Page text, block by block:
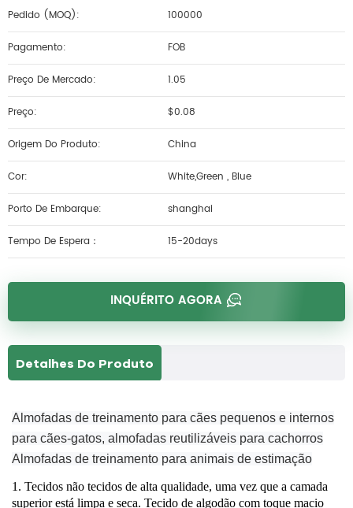
Pedido (MOQ): 100000
Pagamento: FOB
Preço De Mercado: 1.05
Preço: $0.08
Origem Do Produto: China
Cor: White,Green , Blue
Porto De Embarque: shanghai
Tempo De Espera： 15-20days
INQUÉRITO AGORA
Detalhes Do Produto
Almofadas de treinamento para cães pequenos e internos
para cães-gatos, almofadas reutilizáveis ​​para cachorros
Almofadas de treinamento para animais de estimação
1 . Tecidos não tecidos de alta qualidade, uma vez que a camada
superior está limpa e seca. Tecido de algodão com toque macio